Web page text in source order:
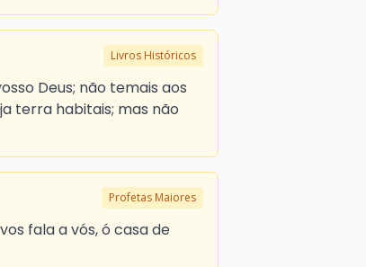
Livros Históricos
Deus; não temais aos
terra habitais; mas não
Profetas Maiores
fala a vós, ó casa de